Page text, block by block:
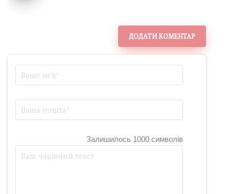
ДОДАТИ КОМЕНТАР
Залишилось 1000 символів